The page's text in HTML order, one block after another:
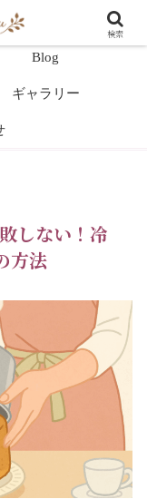
教室案内
Blog
ギャラリー
しない！冷
方法
検索